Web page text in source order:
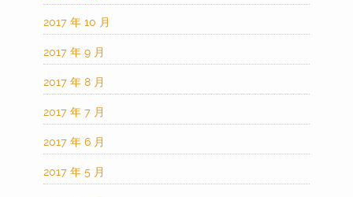
2017 年 10 月
2017 年 9 月
2017 年 8 月
2017 年 7 月
2017 年 6 月
2017 年 5 月